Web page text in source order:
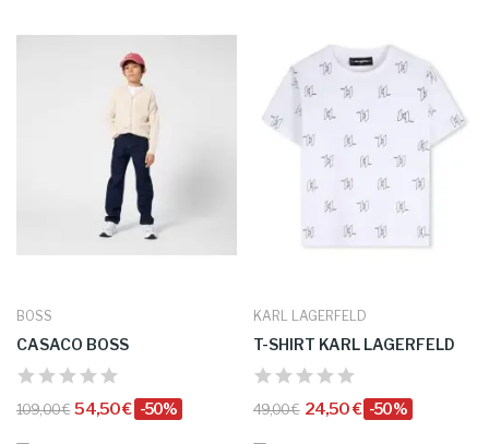
BOSS
CASACO BOSS
109,00 € 54,50 € -50%
KARL LAGERFELD
T-SHIRT KARL LAGERFELD
49,00 € 24,50 € -50%